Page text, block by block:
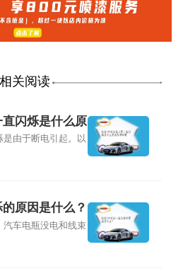
相关阅读
闪烁是什么原
由于断电引起。以
原因是什么？
汽车电瓶没电和线束